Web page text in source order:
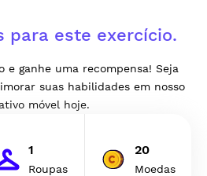
para este exercício.
e ganhe uma recompensa! Seja
suas habilidades em nosso
móvel hoje.
1
Roupas
20
Moedas